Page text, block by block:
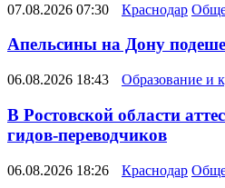
07.08.2026 07:30 Краснодар
Апельсины на Дону
06.08.2026 18:43 Образование и
В Ростовской области
гидов-переводчиков
06.08.2026 18:26 Краснодар